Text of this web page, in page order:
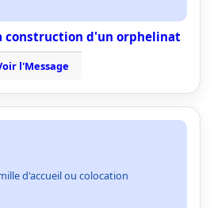
construction d'un orphelinat
l'Message
d'accueil ou colocation